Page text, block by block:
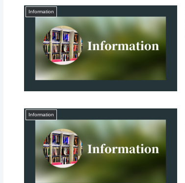
Information
Information